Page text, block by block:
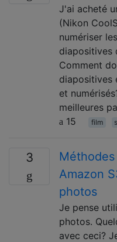
J'ai acheté
(Nikon
numériser
diapositives
Comment
diapositives
et
meilleures
15
film
3
Amazon
photos
Je pense
photos.
avec ceci?